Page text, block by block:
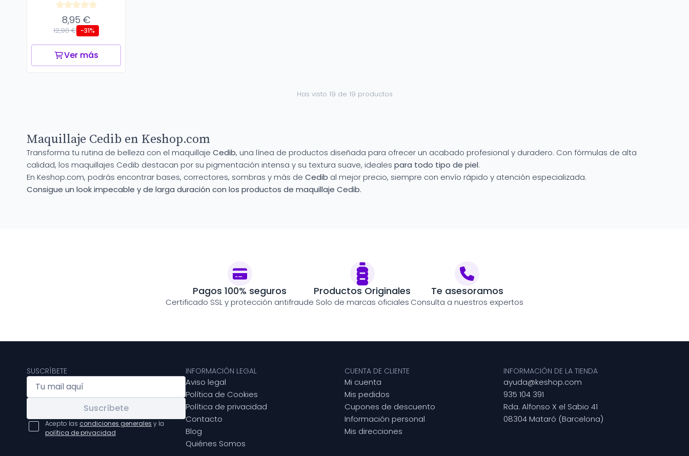
8,95 €
12,90 € -31%
Ver más
Has visto 19 de 19 productos
Maquillaje Cedib en Keshop.com
Transforma tu rutina de belleza con el maquillaje Cedib, una línea de productos diseñada para ofrecer un acabado profesional y duradero. Con fórmulas de alta
calidad, los maquillajes Cedib destacan por su pigmentación intensa y su textura suave, ideales para todo tipo de piel.
En Keshop.com, podrás encontrar bases, correctores, sombras y más de Cedib al mejor precio, siempre con envío rápido y atención especializada.
Consigue un look impecable y de larga duración con los productos de maquillaje Cedib.
Pagos 100% seguros
Certificado SSL y protección antifraude
Productos Originales
Solo de marcas oficiales
Te asesoramos
Consulta a nuestros expertos
SUSCRÍBETE
Suscríbete
Acepto las condiciones generales y la
política de privacidad
INFORMACIÓN LEGAL
Aviso legal
Política de Cookies
Política de privacidad
Contacto
Blog
Quiénes Somos
CUENTA DE CLIENTE
Mi cuenta
Mis pedidos
Cupones de descuento
Información personal
Mis direcciones
INFORMACIÓN DE LA TIENDA
ayuda@keshop.com
935 104 391
Rda. Alfonso X el Sabio 41
08304 Mataró (Barcelona)